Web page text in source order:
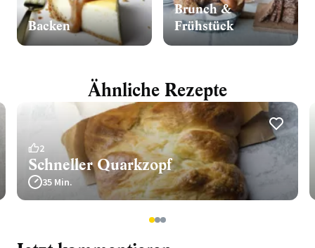
Backen
Brunch &
Frühstück
Ähnliche Rezepte
2
Schneller Quarkzopf
35 Min.
123